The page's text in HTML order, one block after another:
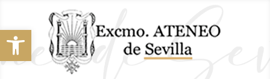
Abrir barra de herramientas